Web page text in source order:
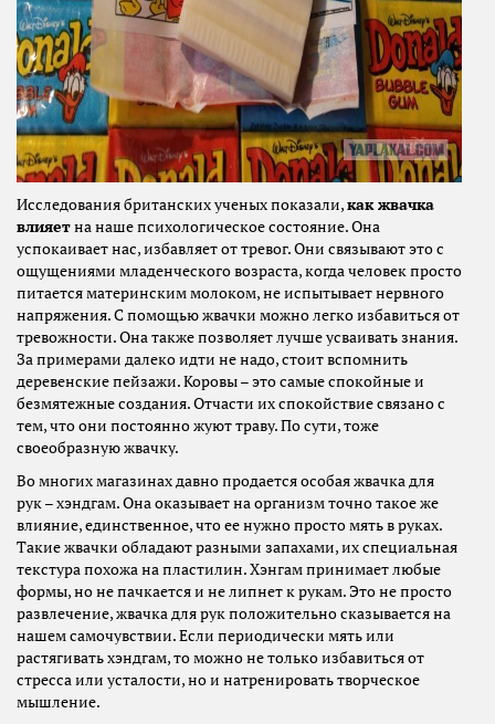
Исследования британских ученых показали,как жвачка
влияетна наше психологическое состояние. Она
успокаивает нас, избавляет от тревог. Они связывают это с
ощущениями младенческого возраста, когда человек просто
питается материнским молоком, не испытывает нервного
напряжения. С помощью жвачки можно легко избавиться от
тревожности. Она также позволяет лучше усваивать знания.
За примерами далеко идти не надо, стоит вспомнить
деревенские пейзажи. Коровы – это самые спокойные и
безмятежные создания. Отчасти их спокойствие связано с
тем, что они постоянно жуют траву. По сути, тоже
своеобразную жвачку.
Во многих магазинах давно продается особая жвачка для
рук – хэндгам. Она оказывает на организм точно такое же
влияние, единственное, что ее нужно просто мять в руках.
Такие жвачки обладают разными запахами, их специальная
текстура похожа на пластилин. Хэнгам принимает любые
формы, но не пачкается и не липнет к рукам. Это не просто
развлечение, жвачка для рук положительно сказывается на
нашем самочувствии. Если периодически мять или
растягивать хэндгам, то можно не только избавиться от
стресса или усталости, но и натренировать творческое
мышление.